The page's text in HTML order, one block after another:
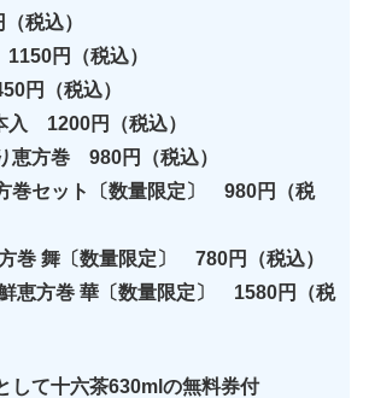
税込）
円（税込）
円（税込）
1200円（税込）
恵方巻 980円（税込）
巻セット〔数量限定〕 980円（税
巻 舞〔数量限定〕 780円（税込）
恵方巻 華〔数量限定〕 1580円（税
て十六茶630mlの無料券付